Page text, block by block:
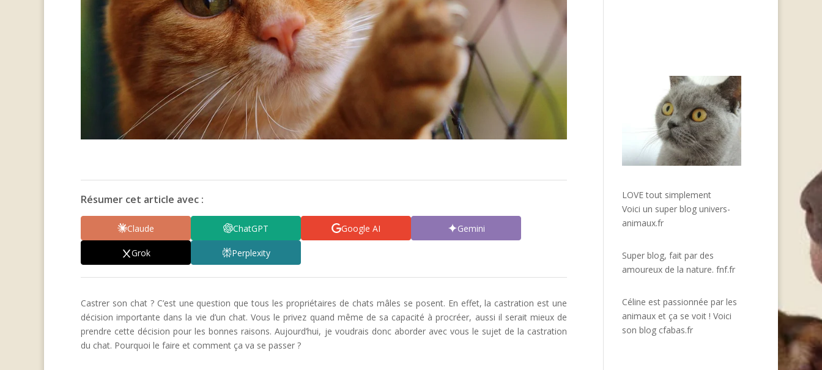
Résumer cet article avec :
Claude ChatGPT Google AI Gemini
Grok Perplexity
Castrer son chat ? C’est une question que tous les propriétaires de chats mâles se posent. En effet, la castration est une
décision importante dans la vie d’un chat. Vous le privez quand même de sa capacité à procréer, aussi il serait mieux de
prendre cette décision pour les bonnes raisons. Aujourd’hui, je voudrais donc aborder avec vous le sujet de la castration
du chat. Pourquoi le faire et comment ça va se passer ?
LOVE tout simplement
Voici un super blog univers-
animaux.fr
Super blog, fait par des
amoureux de la nature. fnf.fr
Céline est passionnée par les
animaux et ça se voit ! Voici
son blog cfabas.fr